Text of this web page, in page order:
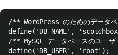
/** WordPress のためのデータ
define('DB_NAME',
/** MySQL データベースのユー
define('DB_USER', 'root');